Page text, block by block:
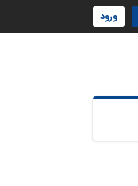
ورود